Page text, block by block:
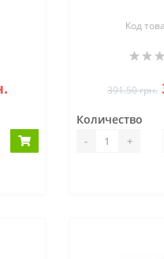
Код
391.50 грн.
Количество
- +